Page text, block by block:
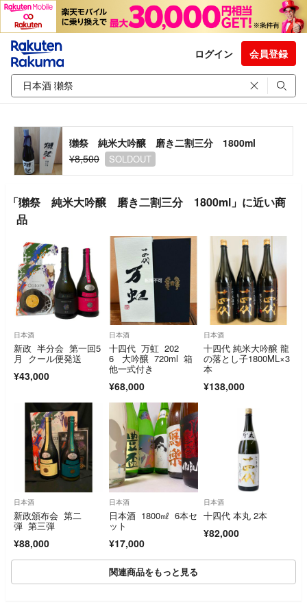
ログイン 会員登録
獺祭 純米大吟醸 磨き二割三分 1800ml
¥8,500
SOLDOUT
「獺祭 純米大吟醸 磨き二割三分 1800ml」に近い商
品
日本酒
新政 半分会 第一回5
月 クール便発送
¥43,000
日本酒
十四代 万虹 202
6 大吟醸 720ml 箱
他一式付き
¥68,000
日本酒
十四代 純米大吟醸 龍
の落とし子1800ML×3
本
¥138,000
日本酒
新政頒布会 第二
弾 第三弾
¥88,000
日本酒
日本酒 1800㎖ 6本セ
ット
¥17,000
日本酒
十四代 本丸 2本
¥82,000
関連商品をもっと見る